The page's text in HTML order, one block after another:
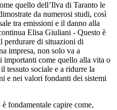
quello dell’Ilva di Taranto le
da numerosi studi, così
tra emissioni e il danno alla
Elisa Giuliani - Questo è
perdurare di situazioni di
impresa, non solo va a
come quello alla vita o
tessuto sociale e a ridurre la
e nei valori fondanti dei sistemi
fondamentale capire come,